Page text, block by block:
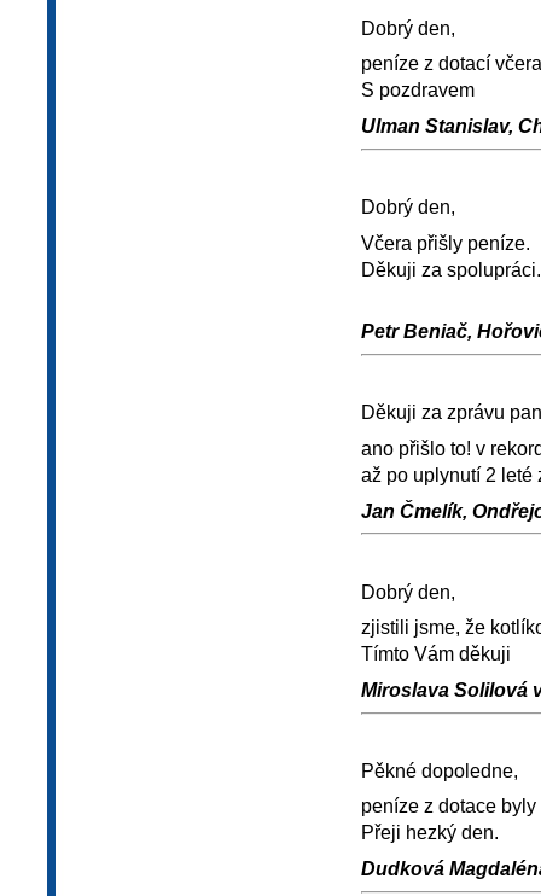
Dobrý den,
peníze z dotací
S pozdravem
Ulman Stanislav,
Dobrý den,
Včera přišly peníze.
Děkuji za spolupráci.
Petr Beniač,
Děkuji za zprávu
ano přišlo to! v
až po uplynutí 2 leté
Jan Čmelík,
Dobrý den,
zjistili jsme, že
Tímto Vám děkuji
Miroslava Solilová
Pěkné dopoledne,
peníze z dotace
Přeji hezký den.
Dudková